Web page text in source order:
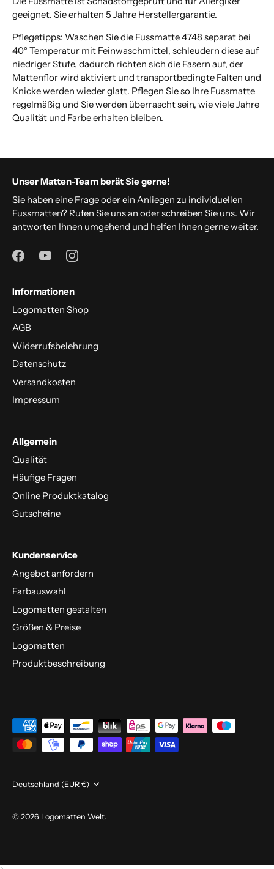
geeignet. Sie erhalten 5 Jahre Herstellergarantie.
Pflegetipps: Waschen Sie die Fussmatte 4748 separat bei
40° Temperatur mit Feinwaschmittel, schleudern diese auf
niedriger Stufe, dadurch richten sich die Fasern auf, der
Mattenflor wird aktiviert und transportbedingte Falten und
Knicke werden wieder glatt. Pflegen Sie so Ihre Fussmatte
regelmäßig und Sie werden überrascht sein, wie viele Jahre
Qualität und Farbe erhalten bleiben.
Unser Matten-Team berät Sie gerne!
Sie haben eine Frage oder ein Anliegen zu individuellen
Fussmatten? Rufen Sie uns an oder schreiben Sie uns. Wir
antworten Ihnen umgehend und helfen Ihnen gerne weiter.
Informationen
Logomatten Shop
AGB
Widerrufsbelehrung
Datenschutz
Versandkosten
Impressum
Allgemein
Qualität
Häufige Fragen
Online Produktkatalog
Gutscheine
Kundenservice
Angebot anfordern
Farbauswahl
Logomatten gestalten
Größen & Preise
Logomatten
Produktbeschreibung
Währung
Deutschland (EUR €)
© 2026 Logomatten Welt.